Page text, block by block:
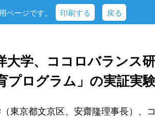
ページです。 印刷する 戻る
大学、ココロバランス
プログラム」の実証実
東京都文京区、安齋隆理事長）、